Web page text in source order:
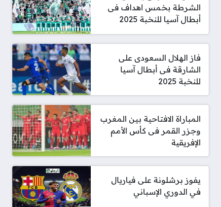
الشرطة بخمس اهداف فى
أبطال آسيا للنخبة 2025
فاز الهلال السعودى على
الشارقة فى أبطال آسيا
للنخبة 2025
المباراة الافتاحية بين المغرب
وجزر القمر فى كأس الأمم
الإفريقية
يفوز برشلونة على فياريال
في الدوري الإسباني